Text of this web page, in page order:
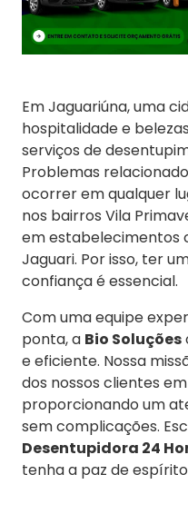
Em Jaguariúna, uma
hospitalidade e
serviços de
Problemas
ocorrer em qualquer
nos bairros Vila
em estabelecimentos
Jaguari. Por isso, ter
confiança é essencial.
Com uma equipe
ponta, a Bio Soluções
e eficiente. Nossa
dos nossos clientes
proporcionando um
sem complicações.
Desentupidora 24
tenha a paz de